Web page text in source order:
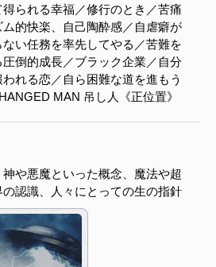
られる幸福／修行のとき／苦痛
的快楽、自己陶酔感／自虐癖が
い任務を率先してやる／苦難を
倒的成長／ブラック企業／自分
れる恋／自ら困難な道を進もう
MAN 吊し人《正位置》
や悪魔といった概念、魔法や超
認識、人々にとっての生の指針